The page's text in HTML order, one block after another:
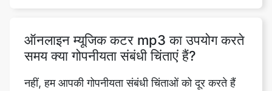
और हमारे म्यूजिक कटर mp3 के साथ आपके डेटा को
स्टोर या मॉनिटर नहीं करते हैं।